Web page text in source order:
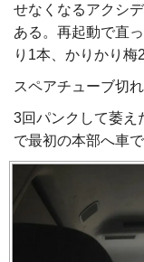
せなくなるアクシ
ある。再起動で直
り1本、かりかり梅
スペアチューブ切
3回パンクして萎え
で最初の本部へ車